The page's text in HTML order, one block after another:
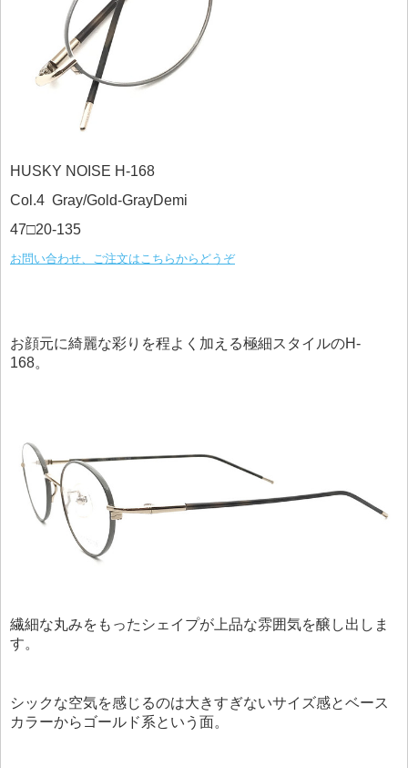
HUSKY NOISE H-168
Col.4 Gray/Gold-GrayDemi
47□20-135
お問い合わせ、ご注文はこちらからどうぞ
お顔元に綺麗な彩りを程よく加える極細スタイルのH-
168。
繊細な丸みをもったシェイプが上品な雰囲気を醸し出しま
す。
シックな空気を感じるのは大きすぎないサイズ感とベース
カラーからゴールド系という面。